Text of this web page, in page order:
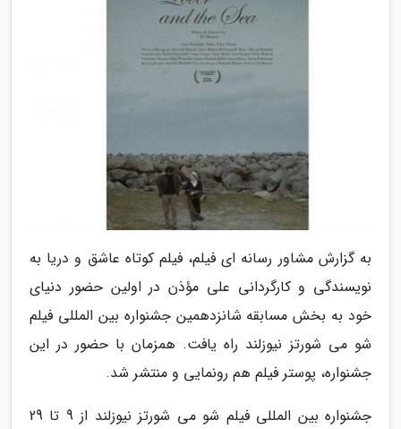
به گزارش مشاور رسانه ای فیلم، فیلم کوتاه عاشق و دریا به
نویسندگی و کارگردانی علی مؤذن در اولین حضور دنیای
خود به بخش مسابقه شانزدهمین جشنواره بین المللی فیلم
شو می شورتز نیوزلند راه یافت. همزمان با حضور در این
جشنواره، پوستر فیلم هم رونمایی و منتشر شد.
جشنواره بین المللی فیلم شو می شورتز نیوزلند از 9 تا 29